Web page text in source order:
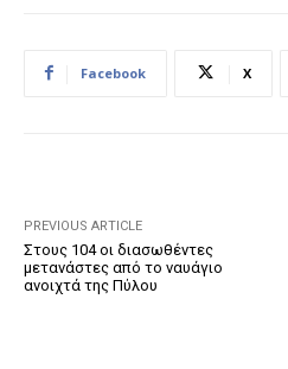
Facebook X
PREVIOUS ARTICLE
Στους 104 οι διασωθέντες
μετανάστες από το ναυάγιο
ανοιχτά της Πύλου